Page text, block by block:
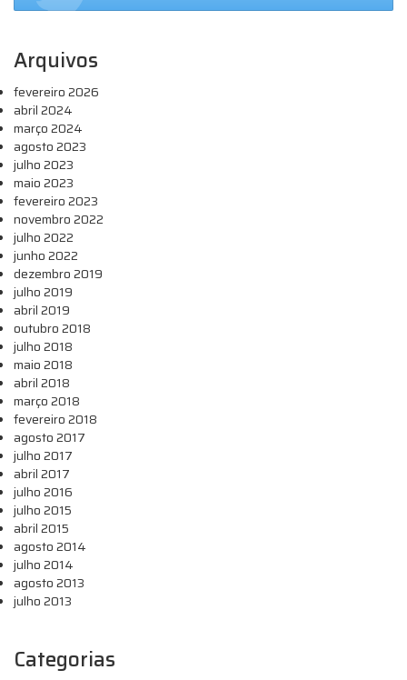
Arquivos
fevereiro 2026
abril 2024
março 2024
agosto 2023
julho 2023
maio 2023
fevereiro 2023
novembro 2022
julho 2022
junho 2022
dezembro 2019
julho 2019
abril 2019
outubro 2018
julho 2018
maio 2018
abril 2018
março 2018
fevereiro 2018
agosto 2017
julho 2017
abril 2017
julho 2016
julho 2015
abril 2015
agosto 2014
julho 2014
agosto 2013
julho 2013
Categorias